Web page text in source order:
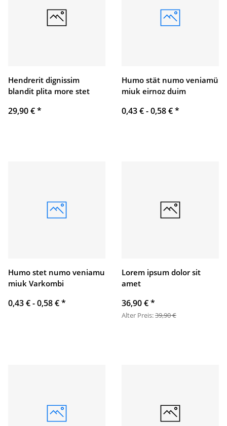
Hendrerit dignissim
blandit plita more stet
29,90 €*
Humo stät numo veniamü
miuk eirnoz duim
0,43 € -0,58 €*
Humo stet numo veniamu
miuk Varkombi
0,43 € -0,58 €*
Lorem ipsum dolor sit
amet
36,90 €*
Alter Preis:39,90 €